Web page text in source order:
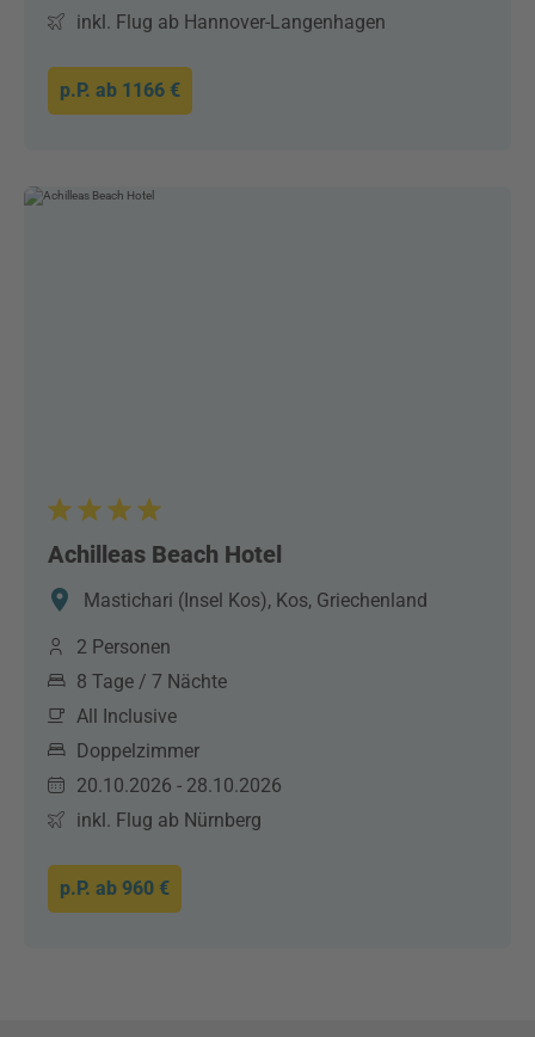
inkl. Flug ab Hannover-Langenhagen
p.P. ab 1166 €
Achilleas Beach Hotel
Mastichari (Insel Kos), Kos, Griechenland
2 Personen
8 Tage / 7 Nächte
All Inclusive
Doppelzimmer
20.10.2026 - 28.10.2026
inkl. Flug ab Nürnberg
p.P. ab 960 €